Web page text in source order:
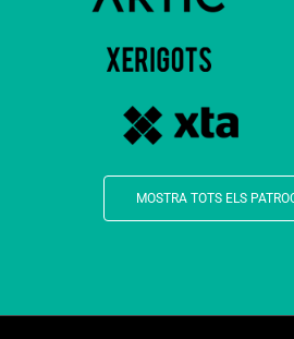
MOSTRA TOTS ELS